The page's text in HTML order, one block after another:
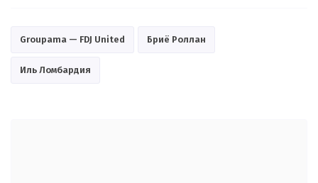
Groupama — FDJ United Бриё Роллан
Иль Ломбардия